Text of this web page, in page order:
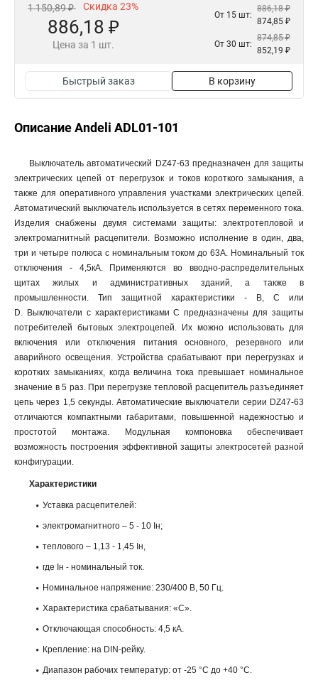
1 150,89 ₽ Скидка 23%
886,18 ₽
Цена за 1 шт.
От 15 шт:
886,18 ₽
874,85 ₽
От 30 шт:
874,85 ₽
852,19 ₽
Быстрый заказ В корзину
Описание Andeli ADL01-101
Выключатель автоматический DZ47-63 предназначен для защиты
электрических цепей от перегрузок и токов короткого замыкания, а
также для оперативного управления участками электрических цепей.
Автоматический выключатель используется в сетях переменного тока.
Изделия снабжены двумя системами защиты: электротепловой и
электромагнитный расцепители. Возможно исполнение в один, два,
три и четыре полюса с номинальным током до 63А. Номинальный ток
отключения - 4,5кА. Применяются во вводно-распределительных
щитах жилых и административных зданий, а также в
промышленности. Тип защитной характеристики - В, С или
D. Выключатели с характеристиками C предназначены для защиты
потребителей бытовых электроцепей. Их можно использовать для
включения или отключения питания основного, резервного или
аварийного освещения. Устройства срабатывают при перегрузках и
коротких замыканиях, когда величина тока превышает номинальное
значение в 5 раз. При перегрузке тепловой расцепитель разъединяет
цепь через 1,5 секунды. Автоматические выключатели серии DZ47-63
отличаются компактными габаритами, повышенной надежностью и
простотой монтажа. Модульная компоновка обеспечивает
возможность построения эффективной защиты электросетей разной
конфигурации.
Характеристики
Уставка расцепителей:
электромагнитного – 5 - 10 Iн;
теплового – 1,13 - 1,45 Iн,
где Iн - номинальный ток.
Номинальное напряжение: 230/400 В, 50 Гц.
Характеристика срабатывания: «С».
Отключающая способность: 4,5 кА.
Крепление: на DIN-рейку.
Диапазон рабочих температур: от -25 °С до +40 °С.